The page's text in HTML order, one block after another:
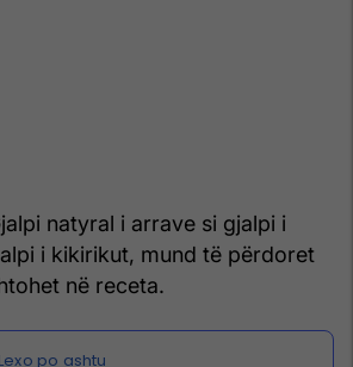
natyral i arrave si gjalpi i
i kikirikut, mund të përdoret
në receta.